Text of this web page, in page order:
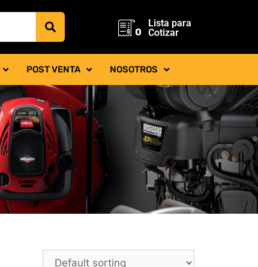
0
Lista para
Cotizar
POST VENTA NOSOTROS